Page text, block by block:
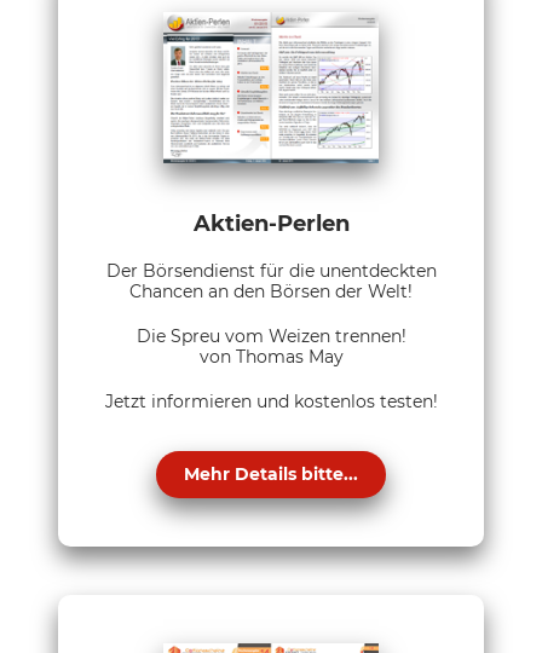
Aktien-Perlen
Der Börsendienst für die unentdeckten
Chancen an den Börsen der Welt!
Die Spreu vom Weizen trennen!
von Thomas May
Jetzt informieren und kostenlos testen!
Mehr Details bitte...